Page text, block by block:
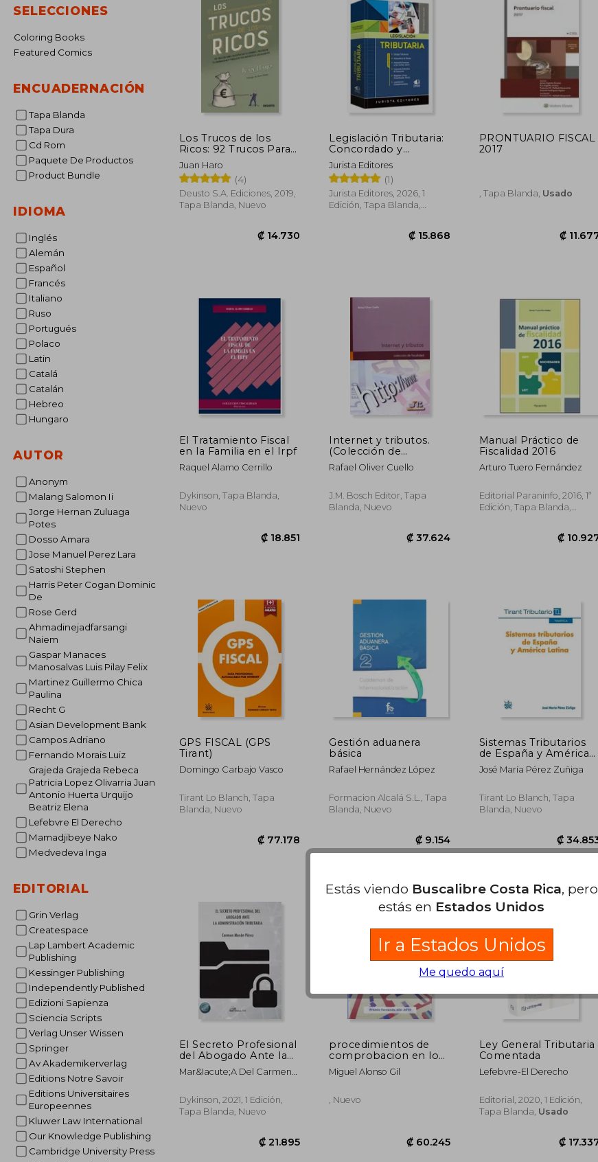
SELECCIONES
Coloring Books
Featured Comics
ENCUADERNACIÓN
Tapa Blanda
Tapa Dura
Cd Rom
Paquete De Productos
Product Bundle
IDIOMA
Inglés
Alemán
Español
Francés
Italiano
Ruso
Portugués
Polaco
Latin
Catalá
Catalán
Hebreo
Hungaro
AUTOR
Anonym
Malang Salomon Ii
Jorge Hernan Zuluaga
Potes
Dosso Amara
Jose Manuel Perez Lara
Satoshi Stephen
Harris Peter Cogan Dominic
De
Rose Gerd
Ahmadinejadfarsangi
Naiem
Gaspar Manaces
Manosalvas Luis Pilay Felix
Martinez Guillermo Chica
Paulina
Recht G
Asian Development Bank
Campos Adriano
Fernando Morais Luiz
Grajeda Grajeda Rebeca
Patricia Lopez Olivarria Juan
Antonio Huerta Urquijo
Beatriz Elena
Lefebvre El Derecho
Mamadjibeye Nako
Medvedeva Inga
EDITORIAL
Grin Verlag
Createspace
Lap Lambert Academic
Publishing
Kessinger Publishing
Independently Published
Edizioni Sapienza
Sciencia Scripts
Verlag Unser Wissen
Springer
Av Akademikerverlag
Editions Notre Savoir
Editions Universitaires
Europeennes
Kluwer Law International
Our Knowledge Publishing
Cambridge University Press
Los Trucos de los
Ricos: 92 Trucos Para
Multiplicar tu Dinero,
Proteger tu
Patrimonio y Reducir
tus Impuestos
Legalmente
Juan Haro
(4)
Deusto S.A. Ediciones, 2019,
Tapa Blanda, Nuevo
Legislación Tributaria:
Concordado y
Sumillado
Jurista Editores
(1)
Jurista Editores, 2026, 1
Edición, Tapa Blanda,
PRONTUARIO FISCAL
2017
, Tapa Blanda, Usado
El Tratamiento Fiscal
en la Familia en el Irpf
Raquel Alamo Cerrillo
Dykinson, Tapa Blanda,
Nuevo
Internet y tributos.
(Colección de
Fiscalidad)
Rafael Oliver Cuello
J.M. Bosch Editor, Tapa
Blanda, Nuevo
Manual Práctico de
Fiscalidad 2016
Arturo Tuero Fernández
Editorial Paraninfo, 2016, 1ª
Edición, Tapa Blanda,
GPS FISCAL (GPS
Tirant)
Domingo Carbajo Vasco
Tirant Lo Blanch, Tapa
Blanda, Nuevo
₡ 77.178
Gestión aduanera
básica
Rafael Hernández López
Formacion Alcalá S.L., Tapa
Blanda, Nuevo
₡ 9.154
Sistemas Tributarios
de España y América
Latina
José María Pérez Zuñiga
Tirant Lo Blanch, Tapa
Blanda, Nuevo
El Secreto Profesional
del Abogado Ante la
Administración
Tributaria
Mar&Iacute;A Del Carmen
P&Eacute;Rez
Dykinson, 2021, 1 Edición,
Tapa Blanda, Nuevo
procedimientos de
comprobacion en los
tributo
Miguel Alonso Gil
, Nuevo
Ley General Tributaria
Comentada
Lefebvre-El Derecho
Editorial, 2020, 1 Edición,
Tapa Blanda, Usado
Estás viendo Buscalibre Costa Rica, pero
estás en Estados Unidos
Ir a Estados Unidos
Me quedo aquí